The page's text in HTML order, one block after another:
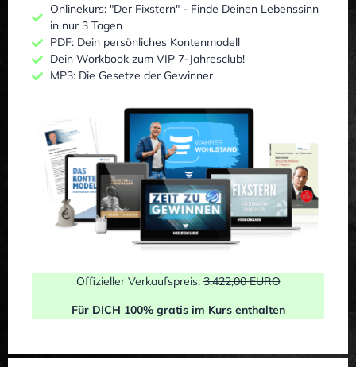
Onlinekurs: "Der Fixstern" - Finde Deinen Lebenssinn
in nur 3 Tagen
PDF: Dein persönliches Kontenmodell
Dein Workbook zum VIP 7-Jahresclub!
MP3: Die Gesetze der Gewinner
Offizieller Verkaufspreis:3.422,00 EURO
Für DICH 100% gratis im Kurs enthalten